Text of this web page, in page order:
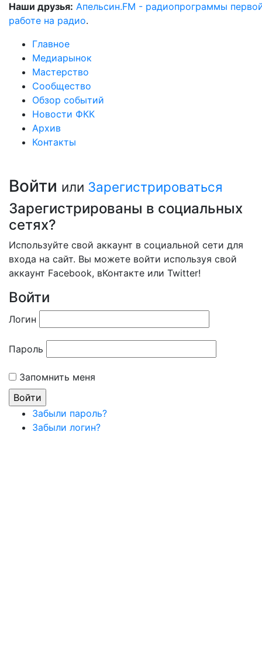
Наши друзья: Апельсин.FM - радиопрограммы
работе на радио.
Главное
Медиарынок
Мастерство
Сообщество
Обзор событий
Новости ФКК
Архив
Контакты
Войти или Зарегистрироваться
Зарегистрированы в социальных
сетях?
Используйте свой аккаунт в социальной сети для
входа на сайт. Вы можете войти используя свой
аккаунт Facebook, вКонтакте или Twitter!
Войти
Логин
Пароль
Запомнить меня
Забыли пароль?
Забыли логин?